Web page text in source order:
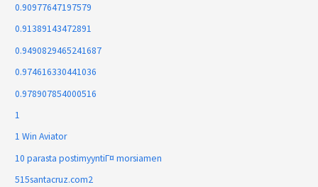
0.90977647197579
0.91389143472891
0.9490829465241687
0.974616330441036
0.978907854000516
1
1 Win Aviator
10 parasta postimyyntiГ¤ morsiamen
515santacruz.com2